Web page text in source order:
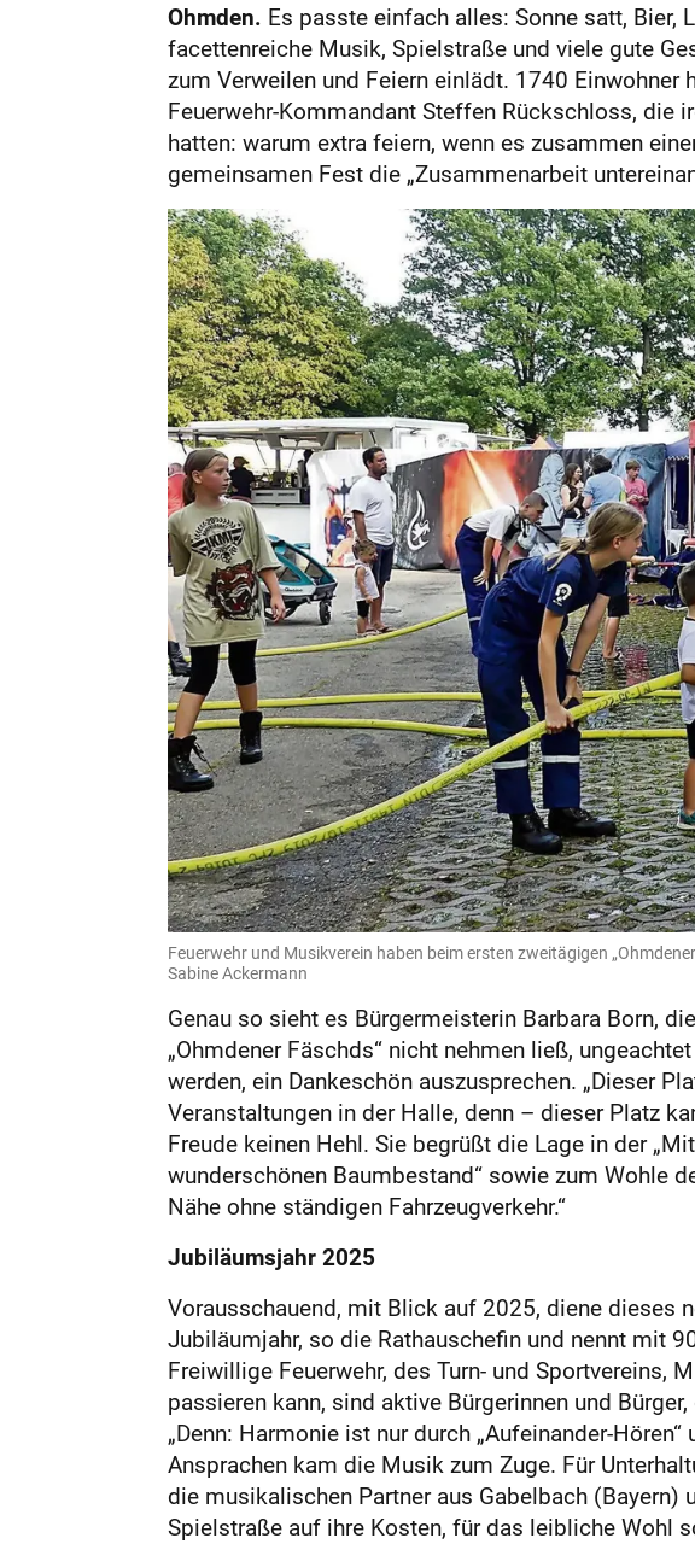
Ohmden. Es passte einfach alles: Sonne satt,
facettenreiche Musik, Spielstraße und viele gute
zum Verweilen und Feiern einlädt. 1740 Einwohner
Feuerwehr-Kommandant Steffen Rückschloss, die
hatten: warum extra feiern, wenn es zusammen
gemeinsamen Fest die „Zusammenarbeit
Feuerwehr und Musikverein haben beim ersten zweitägigen
Sabine Ackermann
Genau so sieht es Bürgermeisterin Barbara Born,
„Ohmdener Fäschds“ nicht nehmen ließ,
werden, ein Dankeschön auszusprechen. „Dieser
Veranstaltungen in der Halle, denn – dieser Platz
Freude keinen Hehl. Sie begrüßt die Lage in der
wunderschönen Baumbestand“ sowie zum Wohle
Nähe ohne ständigen Fahrzeugverkehr.“
Jubiläumsjahr 2025
Vorausschauend, mit Blick auf 2025, diene dieses
Jubiläumjahr, so die Rathauschefin und nennt mit
Freiwillige Feuerwehr, des Turn- und Sportvereins,
passieren kann, sind aktive Bürgerinnen und
„Denn: Harmonie ist nur durch „Aufeinander-
Ansprachen kam die Musik zum Zuge. Für
die musikalischen Partner aus Gabelbach
Spielstraße auf ihre Kosten, für das leibliche Wohl